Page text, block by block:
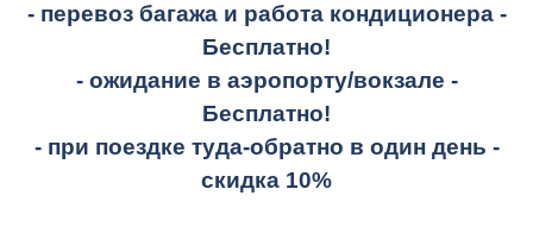
- перевоз багажа и работа кондиционера -
Бесплатно!
- ожидание в аэропорту/вокзале -
Бесплатно!
- при поездке туда-обратно в один день -
скидка 10%